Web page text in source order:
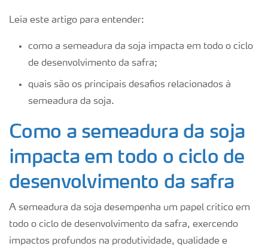
Leia este artigo para entender:
como a semeadura da soja impacta em todo o ciclo
de desenvolvimento da safra;
quais são os principais desafios relacionados à
semeadura da soja.
Como a semeadura da soja
impacta em todo o ciclo de
desenvolvimento da safra
A semeadura da soja desempenha um papel crítico em
todo o ciclo de desenvolvimento da safra, exercendo
impactos profundos na produtividade, qualidade e